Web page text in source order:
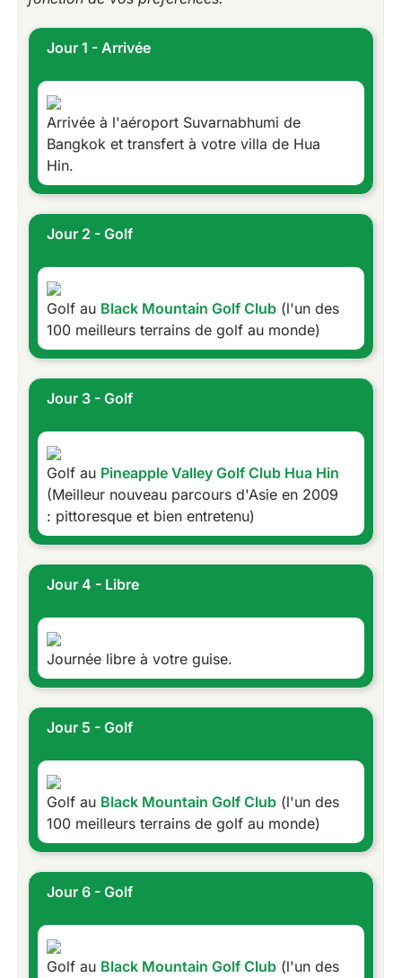
Jour 1 - Arrivée
Arrivée à l'aéroport Suvarnabhumi de
Bangkok et transfert à votre villa de Hua
Hin.
Jour 2 - Golf
Golf au Black Mountain Golf Club (l'un des
100 meilleurs terrains de golf au monde)
Jour 3 - Golf
Golf au Pineapple Valley Golf Club Hua Hin
(Meilleur nouveau parcours d'Asie en 2009
: pittoresque et bien entretenu)
Jour 4 - Libre
Journée libre à votre guise.
Jour 5 - Golf
Golf au Black Mountain Golf Club (l'un des
100 meilleurs terrains de golf au monde)
Jour 6 - Golf
Golf au Black Mountain Golf Club (l'un des